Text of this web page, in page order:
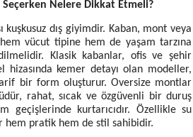
Nelere Dikkat Etmeli?
kuşkusuz dış giyimdir. Kaban, mont veya
vücut tipine hem de yaşam tarzına
Klasik kabanlar, ofis ve şehir
hizasında kemer detayı olan modeller,
bir form oluşturur. Oversize montlar
rahat, sıcak ve özgüvenli bir duruş
geçişlerinde kurtarıcıdır. Özellikle su
hem pratik hem de stil sahibidir.